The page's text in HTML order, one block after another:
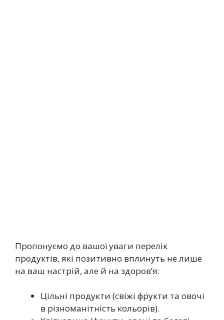
Пропонуємо до вашої уваги перелік
продуктів, які позитивно вплинуть не лише
на ваш настрій, але й на здоров’я:
Цільні продукти (свіжі фрукти та овочі
в різноманітність кольорів).